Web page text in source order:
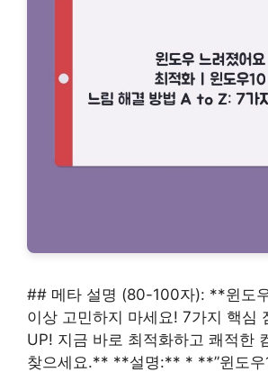
## 메타 설명 (80-100자): **윈도
이상 고민하지 마세요! 7가지 핵심
UP! 지금 바로 최적화하고 쾌적한
찾으세요.** **설명:** * **”윈도우